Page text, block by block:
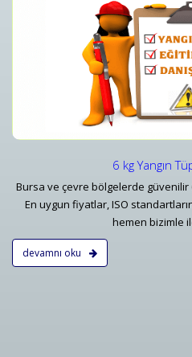
6 kg Yangın
Bursa ve çevre bölgelerde güvenilir
En uygun fiyatlar, ISO
hemen bizimle
devamnı oku
Yangın Tüpü Satışı ve Ekipman
Bursa Yangın Söndürücü 1 kg 6
Detaylar